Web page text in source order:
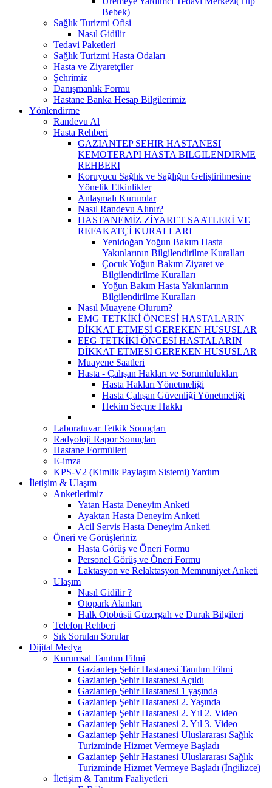
Bebek)
Sağlık Turizmi Ofisi
Nasıl Gidilir
Tedavi Paketleri
Sağlık Turizmi Hasta Odaları
Hasta ve Ziyaretçiler
Şehrimiz
Danışmanlık Formu
Hastane Banka Hesap Bilgilerimiz
Yönlendirme
Randevu Al
Hasta Rehberi
GAZIANTEP SEHIR HASTANESI
KEMOTERAPI HASTA BILGILENDIRME
REHBERI
Koruyucu Sağlık ve Sağlığın Geliştirilmesine
Yönelik Etkinlikler
Anlaşmalı Kurumlar
Nasıl Randevu Alınır?
HASTANEMİZ ZİYARET SAATLERİ VE
REFAKATÇİ KURALLARI
Yenidoğan Yoğun Bakım Hasta
Yakınlarının Bilgilendirilme Kuralları
Çocuk Yoğun Bakım Ziyaret ve
Bilgilendirilme Kuralları
Yoğun Bakım Hasta Yakınlarının
Bilgilendirilme Kuralları
Nasıl Muayene Olurum?
EMG TETKİKİ ÖNCESİ HASTALARIN
DİKKAT ETMESİ GEREKEN HUSUSLAR
EEG TETKİKİ ÖNCESİ HASTALARIN
DİKKAT ETMESİ GEREKEN HUSUSLAR
Muayene Saatleri
Hasta - Çalışan Hakları ve Sorumlulukları
Hasta Hakları Yönetmeliği
Hasta Çalışan Güvenliği Yönetmeliği
Hekim Seçme Hakkı
Laboratuvar Tetkik Sonuçları
Radyoloji Rapor Sonuçları
Hastane Formülleri
E-imza
KPS-V2 (Kimlik Paylaşım Sistemi) Yardım
İletişim & Ulaşım
Anketlerimiz
Yatan Hasta Deneyim Anketi
Ayaktan Hasta Deneyim Anketi
Acil Servis Hasta Deneyim Anketi
Öneri ve Görüşleriniz
Hasta Görüş ve Öneri Formu
Personel Görüş ve Öneri Formu
Laktasyon ve Relaktasyon Memnuniyet Anketi
Ulaşım
Nasıl Gidilir ?
Otopark Alanları
Halk Otobüsü Güzergah ve Durak Bilgileri
Telefon Rehberi
Sık Sorulan Sorular
Dijital Medya
Kurumsal Tanıtım Filmi
Gaziantep Şehir Hastanesi Tanıtım Filmi
Gaziantep Şehir Hastanesi Açıldı
Gaziantep Şehir Hastanesi 1 yaşında
Gaziantep Şehir Hastanesi 2. Yaşında
Gaziantep Şehir Hastanesi 2. Yıl 2. Video
Gaziantep Şehir Hastanesi 2. Yıl 3. Video
Gaziantep Şehir Hastanesi Uluslararası Sağlık
Turizminde Hizmet Vermeye Başladı
Gaziantep Şehir Hastanesi Uluslararası Sağlık
Turizminde Hizmet Vermeye Başladı (İngilizce)
İletişim & Tanıtım Faaliyetleri